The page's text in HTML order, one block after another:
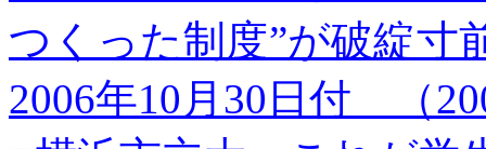
つくった制度”が破綻
2006年10月30日付 （